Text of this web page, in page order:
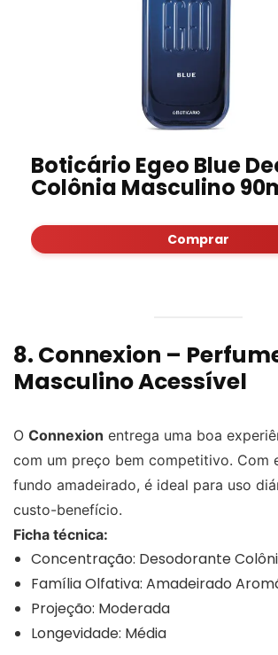
Boticário Egeo Blue
Colônia Masculino
Comprar
8. Connexion –
Masculino Acessível
O Connexion entrega uma boa
com um preço bem competitivo. Com
fundo amadeirado, é ideal para uso
custo-benefício.
Ficha técnica:
Concentração: Desodorante
Família Olfativa: Amadeirado
Projeção: Moderada
Longevidade: Média